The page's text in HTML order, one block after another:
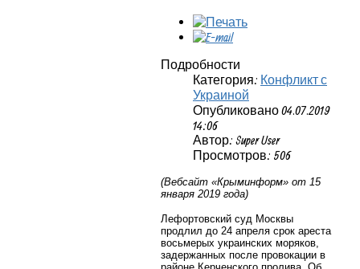
Подробности
Категория: Конфликт с
Украиной
Опубликовано 04.07.2019
14:06
Автор: Super User
Просмотров: 506
(Вебсайт «Крыминформ» от 15
января 2019 года)
Лефортовский суд Москвы
продлил до 24 апреля срок ареста
восьмерых украинских моряков,
задержанных после провокации в